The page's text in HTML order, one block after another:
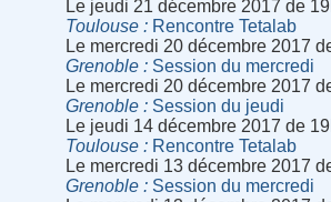
Le jeudi 21 décembre 2017 de
Toulouse
Rencontre Tetalab
Le mercredi 20 décembre 2017
Grenoble
Session du mercredi
Le mercredi 20 décembre 2017
Grenoble
Session du jeudi
Le jeudi 14 décembre 2017 de
Toulouse
Rencontre Tetalab
Le mercredi 13 décembre 2017
Grenoble
Session du mercredi